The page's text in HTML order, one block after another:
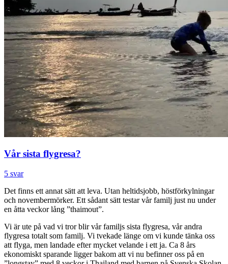
Vår sista flygresa?
5 svar
Det finns ett annat sätt att leva. Utan heltidsjobb, höstförkylningar
och novembermörker. Ett sådant sätt testar vår familj just nu under
en åtta veckor lång ”thaimout”.
Vi är ute på vad vi tror blir vår familjs sista flygresa, vår andra
flygresa totalt som familj. Vi tvekade länge om vi kunde tänka oss
att flyga, men landade efter mycket velande i ett ja. Ca 8 års
ekonomiskt sparande ligger bakom att vi nu befinner oss på en